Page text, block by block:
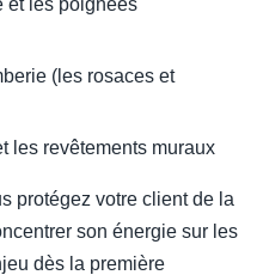
(les rosaces et
les revêtements muraux
protégez votre client de la
son énergie sur les
dès la première